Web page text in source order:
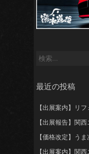
検
最近の投稿
【出展案内】リ
【出展報告】関
【価格改定】う
【出展案内】関